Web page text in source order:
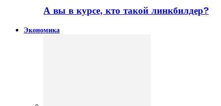
А вы в курсе, кто такой линкбилдер?
Экономика